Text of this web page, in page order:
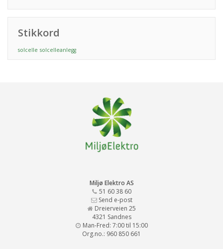
Stikkord
solcelle solcelleanlegg
Miljø Elektro AS
51 60 38 60
Send e-post
Dreierveien 25
4321 Sandnes
Man-Fred: 7:00 til 15:00
Org.no.: 960 850 661